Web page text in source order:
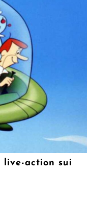
live-action sui